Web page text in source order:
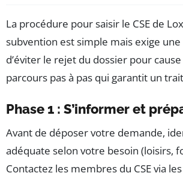
La procédure pour saisir le CSE de
subvention est simple mais exige
d’éviter le rejet du dossier pour
parcours pas à pas qui garantit un
Phase 1 : S’informer et
Avant de déposer votre demande,
adéquate selon votre besoin (loisirs,
Contactez les membres du CSE via